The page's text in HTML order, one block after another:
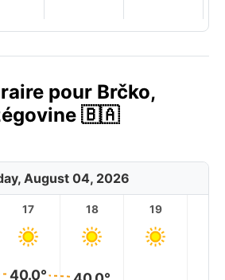
pour Brčko,
🇧🇦
August 04, 2026
17
40.0°
18 19